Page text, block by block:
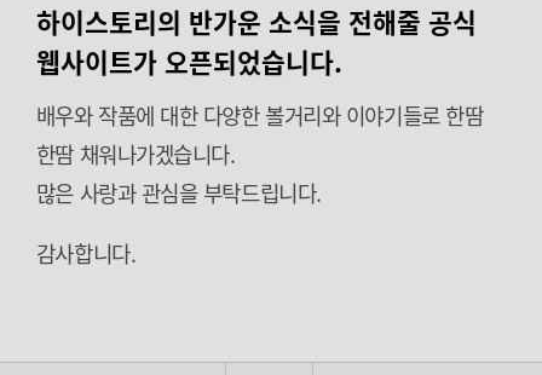
하이스토리의 반가운 소식을 전해줄 공식
웹사이트가 오픈되었습니다.
배우와 작품에 대한 다양한 볼거리와 이야기들로 한땀
한땀 채워나가겠습니다.
많은 사랑과 관심을 부탁드립니다.
감사합니다.